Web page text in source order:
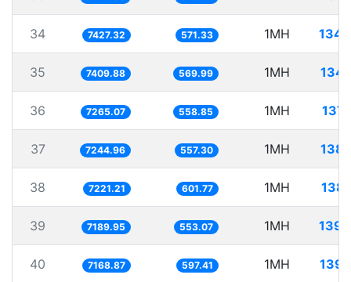
34 7427.32 571.33 1MH
35 7409.88 569.99 1MH
36 7265.07 558.85 1MH
37 7244.96 557.30 1MH
38 7221.21 601.77 1MH
39 7189.95 553.07 1MH
40 7168.87 597.41 1MH